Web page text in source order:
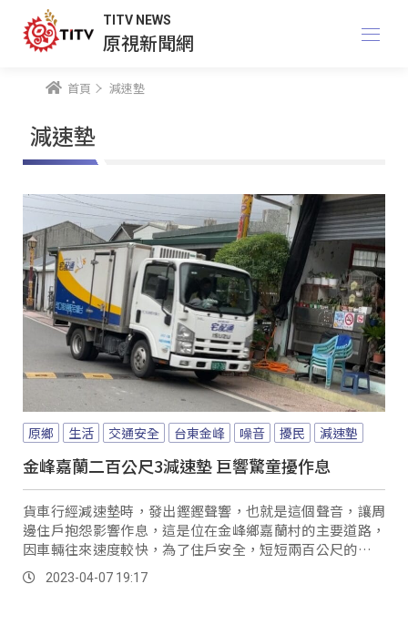
TITV NEWS
原視新聞網
首頁 減速墊
減速墊
原鄉 生活 交通安全 台東金峰 噪音 擾民 減速墊
金峰嘉蘭二百公尺3減速墊 巨響驚童擾作息
貨車行經減速墊時，發出鏗鏗聲響，也就是這個聲音，讓周
邊住戶抱怨影響作息，這是位在金峰鄉嘉蘭村的主要道路，
因車輛往來速度較快，為了住戶安全，短短兩百公尺的道路
上，就設置三處減速墊，雖然車輛行經時速度放慢，但由於
會發出很大聲響，讓住戶抱怨，家中老人與小孩無法好好休
2023-04-07 19:17